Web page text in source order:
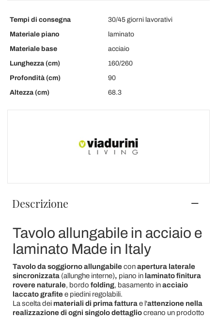
Tempi di consegna
30/45 giorni lavorativi
Materiale piano
laminato
Materiale base
acciaio
Lunghezza (cm)
160/260
Profondità (cm)
90
Altezza (cm)
68.3
Descrizione
Tavolo allungabile in acciaio e
laminato Made in Italy
Tavolo da soggiorno allungabileconapertura laterale
sincronizzata (allunghe interne), piano in laminato finitura
rovere naturale, bordo folding, basamento inacciaio
laccato grafitee piedini regolabili.
La scelta dei materiali di prima fatturae l'attenzione nella
realizzazione di ogni singolo dettagliocreano un prodotto